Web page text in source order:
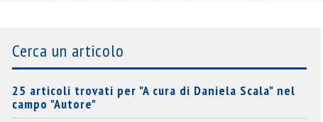
Cerca un articolo
25 articoli trovati per "A cura di Daniela Scala" nel
campo "Autore"